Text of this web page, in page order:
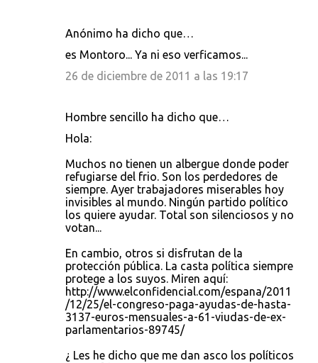
Anónimo ha dicho que…
es Montoro... Ya ni eso verficamos...
26 de diciembre de 2011 a las 19:17
Hombre sencillo ha dicho que…
Hola:
Muchos no tienen un albergue donde poder
refugiarse del frio. Son los perdedores de
siempre. Ayer trabajadores miserables hoy
invisibles al mundo. Ningún partido político
los quiere ayudar. Total son silenciosos y no
votan...
En cambio, otros si disfrutan de la
protección pública. La casta política siempre
protege a los suyos. Miren aquí:
http://www.elconfidencial.com/espana/2011
/12/25/el-congreso-paga-ayudas-de-hasta-
3137-euros-mensuales-a-61-viudas-de-ex-
parlamentarios-89745/
¿ Les he dicho que me dan asco los políticos